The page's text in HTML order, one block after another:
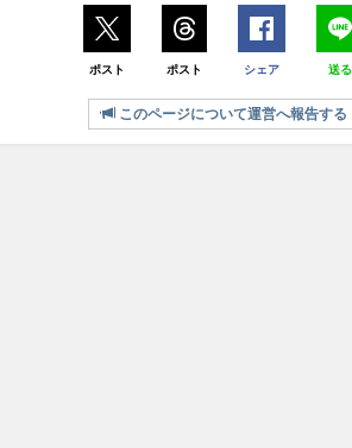
ポスト ポスト シェア 送る
このページについて運営へ報告する